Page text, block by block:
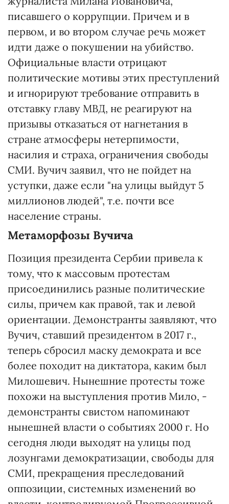
писавшего о коррупции. Причем и в
первом, и во втором случае речь может
идти даже о покушении на убийство.
Официальные власти отрицают
политические мотивы этих преступлений
и игнорируют требование отправить в
отставку главу МВД, не реагируют на
призывы отказаться от нагнетания в
стране атмосферы нетерпимости,
насилия и страха, ограничения свободы
СМИ. Вучич заявил, что не пойдет на
уступки, даже если "на улицы выйдут 5
миллионов людей", т.е. почти все
население страны.
Метаморфозы Вучича
Позиция президента Сербии привела к
тому, что к массовым протестам
присоединились разные политические
силы, причем как правой, так и левой
ориентации. Демонстранты заявляют, что
Вучич, ставший президентом в 2017 г.,
теперь сбросил маску демократа и все
более походит на диктатора, каким был
Милошевич. Нынешние протесты тоже
похожи на выступления против Мило, -
демонстранты свистом напоминают
нынешней власти о событиях 2000 г. Но
сегодня люди выходят на улицы под
лозунгами демократизации, свободы для
СМИ, прекращения преследований
оппозиции, системных изменений во